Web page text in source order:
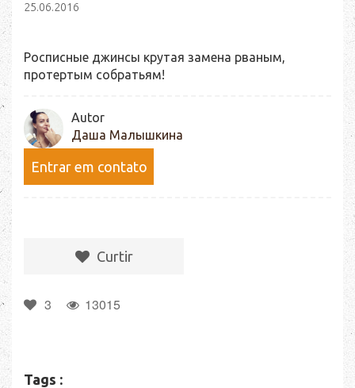
25.06.2016
Росписные джинсы крутая замена рваным,
протертым собратьям!
Autor
Даша Малышкина
Entrar em contato
Сurtir
3 13015
Tags :